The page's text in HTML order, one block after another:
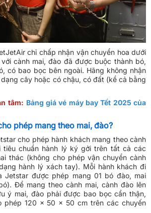
chỉ chấp nhận vận chuyển hoa dưới
cành mai, đào đã được buộc thành bó,
có bao bọc bên ngoài. Hãng không nhận
cây hoặc có chậu, có đất (kể cả bằng
tâm: Bảng giá vé máy bay Tết 2025 của
phép mang theo mai, đào?
cho phép hành khách mang theo cành
tiêu chuẩn hành lý ký gởi trên tất cả các
thác (không cho phép vận chuyển cành
hành lý xách tay). Mỗi hành khách đi
Jetstar được phép mang 01 bó đào, mai
Để mang theo cành mai, cành đào lên
ý mai, đào phải được bao bọc cẩn thận,
phép 120 x 50 x 50 cm trên các chuyến